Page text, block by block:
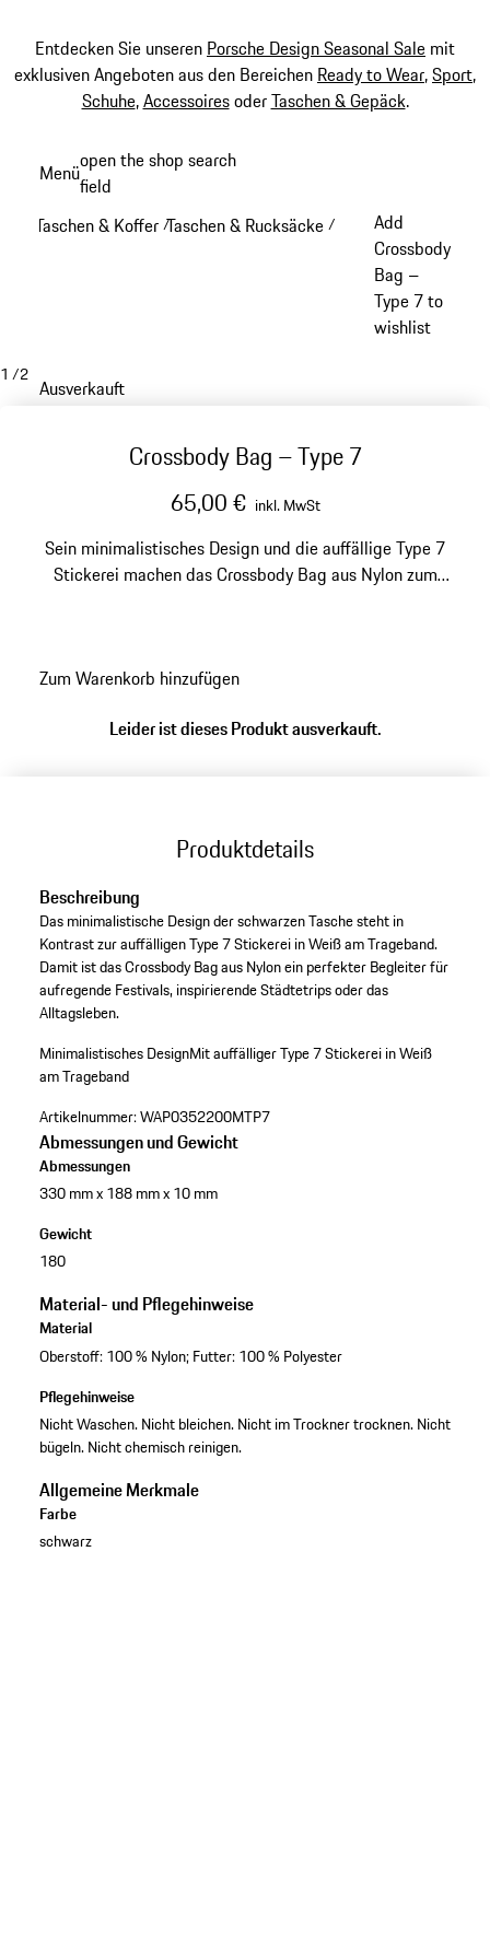
Entdecken Sie unseren Porsche Design Seasonal Sale mit
exklusiven Angeboten aus den Bereichen Ready to Wear,Sport,
Schuhe,AccessoiresoderTaschen & Gepäck.
Hauptinhalt
Menüopen the shop search
field
Taschen & Koffer /Taschen & Rucksäcke /
Add
Crossbody
Bag –
Type 7 to
wishlist
1 /2
Ausverkauft
Crossbody Bag – Type 7
65,00 € inkl. MwSt
Sein minimalistisches Design und die auffällige Type 7
Stickerei machen das Crossbody Bag aus Nylon zum
Zum Warenkorb hinzufügen
Leider ist dieses Produkt ausverkauft.
Produktdetails
Beschreibung
Das minimalistische Design der schwarzen Tasche steht in
Kontrast zur auffälligen Type 7 Stickerei in Weiß am Trageband.
Damit ist das Crossbody Bag aus Nylon ein perfekter Begleiter für
aufregende Festivals, inspirierende Städtetrips oder das
Alltagsleben.
Minimalistisches DesignMit auffälliger Type 7 Stickerei in Weiß
am Trageband
Artikelnummer:WAP0352200MTP7
Abmessungen und Gewicht
Abmessungen
330 mm x 188 mm x 10 mm
Gewicht
180
Material- und Pflegehinweise
Material
Oberstoff: 100 % Nylon; Futter: 100 % Polyester
Pflegehinweise
Nicht Waschen. Nicht bleichen. Nicht im Trockner trocknen. Nicht
bügeln. Nicht chemisch reinigen.
Allgemeine Merkmale
Farbe
schwarz